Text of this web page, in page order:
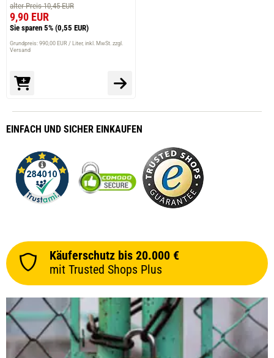
alter Preis 10,45 EUR
9,90 EUR
Sie sparen 5% (0,55 EUR)
Grundpreis: 990,00 EUR / Liter inkl. MwSt. zzgl.
Versand
EINFACH UND SICHER EINKAUFEN
Käuferschutz bis 20.000 €
mit Trusted Shops Plus